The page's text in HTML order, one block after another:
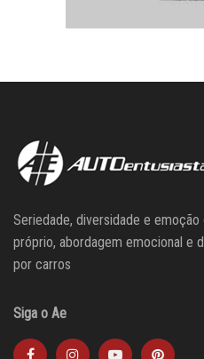
Seriedade, diversidade e
próprio, abordagem emocional e
por carros
Siga o Ae